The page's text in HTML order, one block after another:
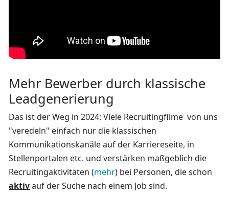
Mehr Bewerber durch klassische
Leadgenerierung
Das ist der Weg in 2024: Viele Recruitingfilme von uns
"veredeln" einfach nur die klassischen
Kommunikationskanäle auf der Karriereseite, in
Stellenportalen etc. und verstärken maßgeblich die
Recruitingaktivitäten (mehr) bei Personen, die schon
aktivauf der Suche nach einem Job sind.